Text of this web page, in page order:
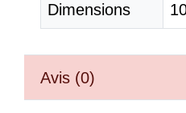
Dimensions
Avis (0)